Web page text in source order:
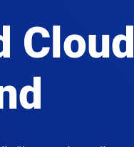
Cloud